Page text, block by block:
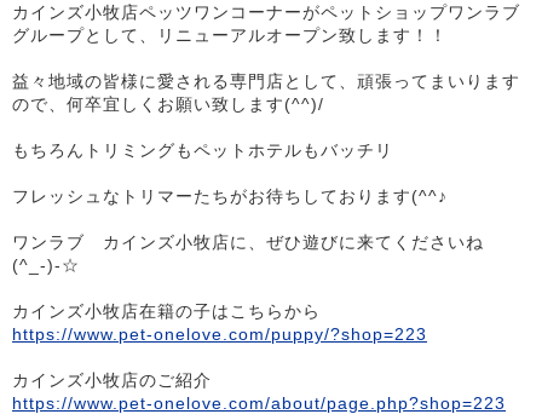
カインズ小牧店ペッツワンコーナーがペットショップワンラブ
グループとして、リニューアルオープン致します！！
益々地域の皆様に愛される専門店として、頑張ってまいります
ので、何卒宜しくお願い致します(^^)/
もちろんトリミングもペットホテルもバッチリ
フレッシュなトリマーたちがお待ちしております(^^♪
ワンラブ カインズ小牧店に、ぜひ遊びに来てくださいね
(^_-)-☆
カインズ小牧店在籍の子はこちらから
https://www.pet-onelove.com/puppy/?shop=223
カインズ小牧店のご紹介
https://www.pet-onelove.com/about/page.php?shop=223